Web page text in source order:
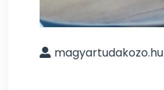
magyartudakozo.hu